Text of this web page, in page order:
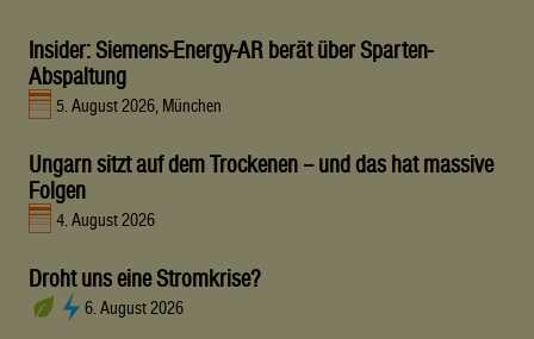
Insider: Siemens-Energy-AR berät über Sparten-
Abspaltung
5. August 2026, München
Ungarn sitzt auf dem Trockenen – und das hat massive
Folgen
4. August 2026
Droht uns eine Stromkrise?
6. August 2026